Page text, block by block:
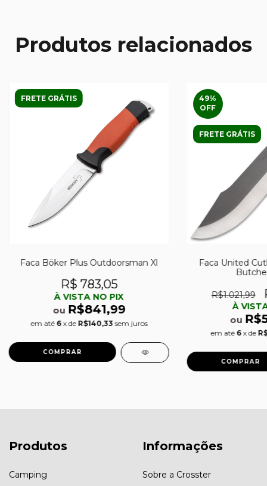
Produtos relacionados
FRETE GRÁTIS
Faca Böker Plus Outdoorsman Xl
R$ 783,05
À VISTA NO PIX
ou R$841,99
em até 6 x de R$140,33 sem juros
49%
OFF
FRETE GRÁTIS
Faca United
R$1.021,99
À
ou
em até 6 x de
Produtos
Camping
Informações
Sobre a Crosster